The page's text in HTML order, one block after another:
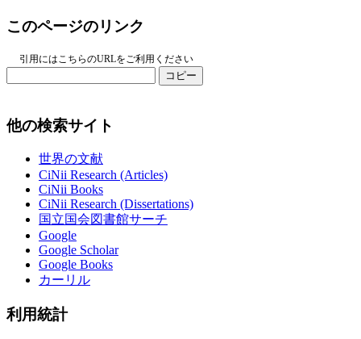
このページのリンク
引用にはこちらのURLをご利用ください
コピー
他の検索サイト
世界の文献
CiNii Research (Articles)
CiNii Books
CiNii Research (Dissertations)
国立国会図書館サーチ
Google
Google Scholar
Google Books
カーリル
利用統計